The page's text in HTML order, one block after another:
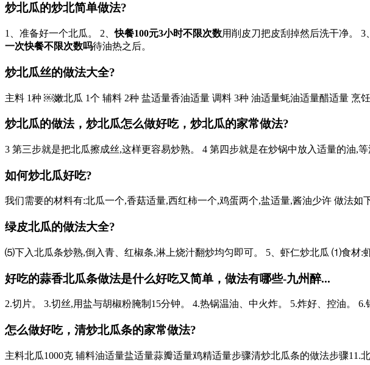
炒北瓜的炒北简单做法?
1、准备好一个北瓜。 2、快餐100元3小时不限次数用削皮刀把皮刮掉然后洗干净。
一次快餐不限次数吗待油热之后。
炒北瓜丝的做法大全?
主料 1种 ￼嫩北瓜 1个 辅料 2种 盐适量香油适量 调料 3种 油适量蚝油适量醋适量
炒北瓜的做法，炒北瓜怎么做好吃，炒北瓜的家常做法?
3 第三步就是把北瓜擦成丝,这样更容易炒熟。 4 第四步就是在炒锅中放入适量的油,
如何炒北瓜好吃?
我们需要的材料有:北瓜一个,香菇适量,西红柿一个,鸡蛋两个,盐适量,酱油少许 做法如
绿皮北瓜的做法大全?
⑸下入北瓜条炒熟,倒入青、红椒条,淋上烧汁翻炒均匀即可。 5、虾仁炒北瓜 ⑴食材:
好吃的蒜香北瓜条做法是什么好吃又简单，做法有哪些-九州醉...
2.切片。 3.切丝,用盐与胡椒粉腌制15分钟。 4.热锅温油、中火炸。 5.炸好、控油。
怎么做好吃，清炒北瓜条的家常做法?
主料北瓜1000克 辅料油适量盐适量蒜瓣适量鸡精适量步骤清炒北瓜条的做法步骤11.